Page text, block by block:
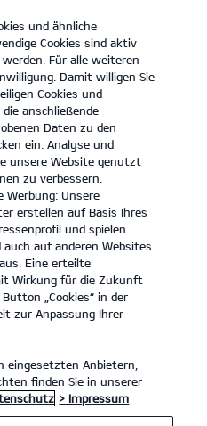
KONTAKT
geht ganz einfach: Die
helfen dir dabei.
und ähnliche
Cookies sind aktiv
Für alle weiteren
Damit willigen Sie
Cookies und
anschließende
Daten zu den
ein: Analyse und
unsere Website genutzt
zu verbessern.
Werbung: Unsere
erstellen auf Basis Ihres
und spielen
auf anderen Websites
Eine erteilte
Wirkung für die Zukunft
„Cookies“ in der
zur Anpassung Ihrer
eingesetzten Anbietern,
finden Sie in unserer
> Impressum